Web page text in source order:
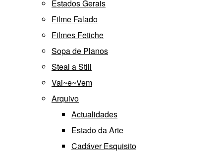
Estados Gerais
Filme Falado
Filmes Fetiche
Sopa de Planos
Steal a Still
Vai~e~Vem
Arquivo
Actualidades
Estado da Arte
Cadáver Esquisito